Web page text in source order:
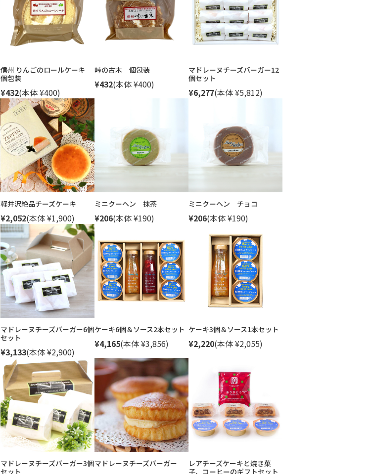
信州 りんごのロールケーキ
個包装
¥432(本体 ¥400)
峠の古木 個包装
¥432(本体 ¥400)
マドレーヌチーズバーガー12
個セット
¥6,277(本体 ¥5,812)
軽井沢絶品チーズケーキ
¥2,052(本体 ¥1,900)
ミニクーヘン 抹茶
¥206(本体 ¥190)
ミニクーヘン チョコ
¥206(本体 ¥190)
マドレーヌチーズバーガー6個
セット
¥3,133(本体 ¥2,900)
ケーキ6個＆ソース2本セット
¥4,165(本体 ¥3,856)
ケーキ3個＆ソース1本セット
¥2,220(本体 ¥2,055)
マドレーヌチーズバーガー3個
セット
マドレーヌチーズバーガー
レアチーズケーキと焼き菓
子、コーヒーのギフトセット